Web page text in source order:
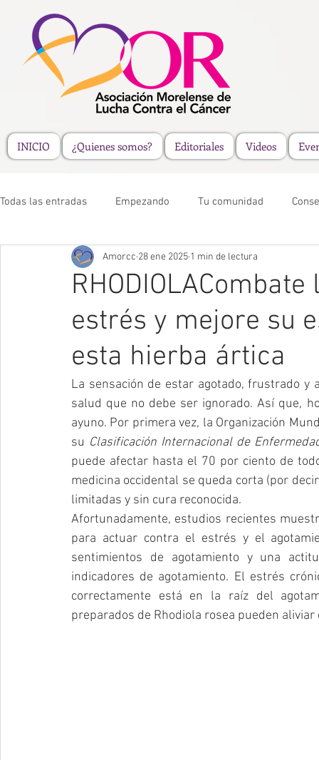
INICIO ¿Quienes somos? Editoriales Videos
Todas las entradas Empezando Tu comunidad
estrés y mejore su
esta hierba ártica
Amorcc 28 ene 2025 1 min de lectura
La sensación de estar agotado, frustrado
salud que no debe ser ignorado. Así que,
ayuno. Por primera vez, la Organización
su Clasificación Internacional de
puede afectar hasta el 70 por ciento de
medicina occidental se queda corta (por
limitadas y sin cura reconocida.
Afortunadamente, estudios recientes
para actuar contra el estrés y el
sentimientos de agotamiento y una
indicadores de agotamiento. El estrés
correctamente está en la raíz del
preparados de Rhodiola rosea pueden